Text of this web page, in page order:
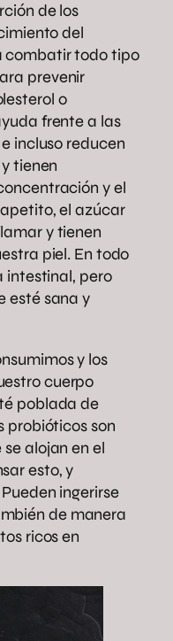
de los
del
combatir todo tipo
prevenir
o
frente a las
incluso reducen
tienen
y el
el azúcar
y tienen
piel. En todo
intestinal, pero
esté sana y
y los
cuerpo
poblada de
probióticos son
alojan en el
esto, y
ingerirse
de manera
ricos en